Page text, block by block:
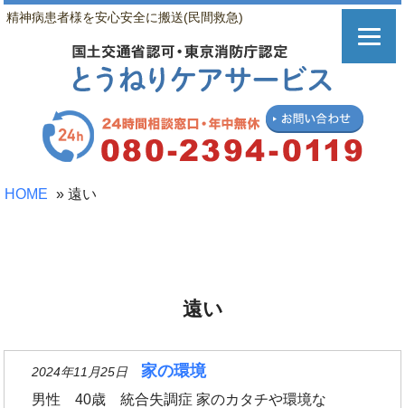
精神病患者様を安心安全に搬送(民間救急)
HOME » 遠い
遠い
2024年11月25日 家の環境
男性 40歳 統合失調症 家のカタチや環境な